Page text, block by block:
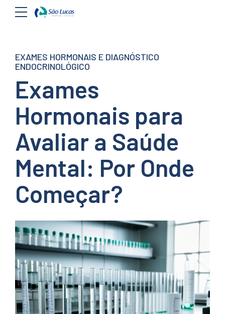
EXAMES HORMONAIS E DIAGNÓSTICO
ENDOCRINOLÓGICO
Exames
Hormonais para
Avaliar a Saúde
Mental: Por Onde
Começar?